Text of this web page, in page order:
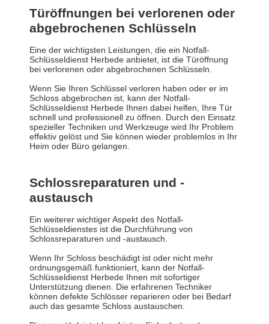
Türöffnungen bei verlorenen oder
abgebrochenen Schlüsseln
Eine der wichtigsten Leistungen, die ein Notfall-
Schlüsseldienst Herbede anbietet, ist die Türöffnung
bei verlorenen oder abgebrochenen Schlüsseln.
Wenn Sie Ihren Schlüssel verloren haben oder er im
Schloss abgebrochen ist, kann der Notfall-
Schlüsseldienst Herbede Ihnen dabei helfen, Ihre Tür
schnell und professionell zu öffnen. Durch den Einsatz
spezieller Techniken und Werkzeuge wird Ihr Problem
effektiv gelöst und Sie können wieder problemlos in Ihr
Heim oder Büro gelangen.
Schlossreparaturen und -
austausch
Ein weiterer wichtiger Aspekt des Notfall-
Schlüsseldienstes ist die Durchführung von
Schlossreparaturen und -austausch.
Wenn Ihr Schloss beschädigt ist oder nicht mehr
ordnungsgemäß funktioniert, kann der Notfall-
Schlüsseldienst Herbede Ihnen mit sofortiger
Unterstützung dienen. Die erfahrenen Techniker
können defekte Schlösser reparieren oder bei Bedarf
auch das gesamte Schloss austauschen.